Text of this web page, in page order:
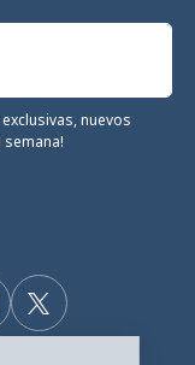
nuevos
Twitter